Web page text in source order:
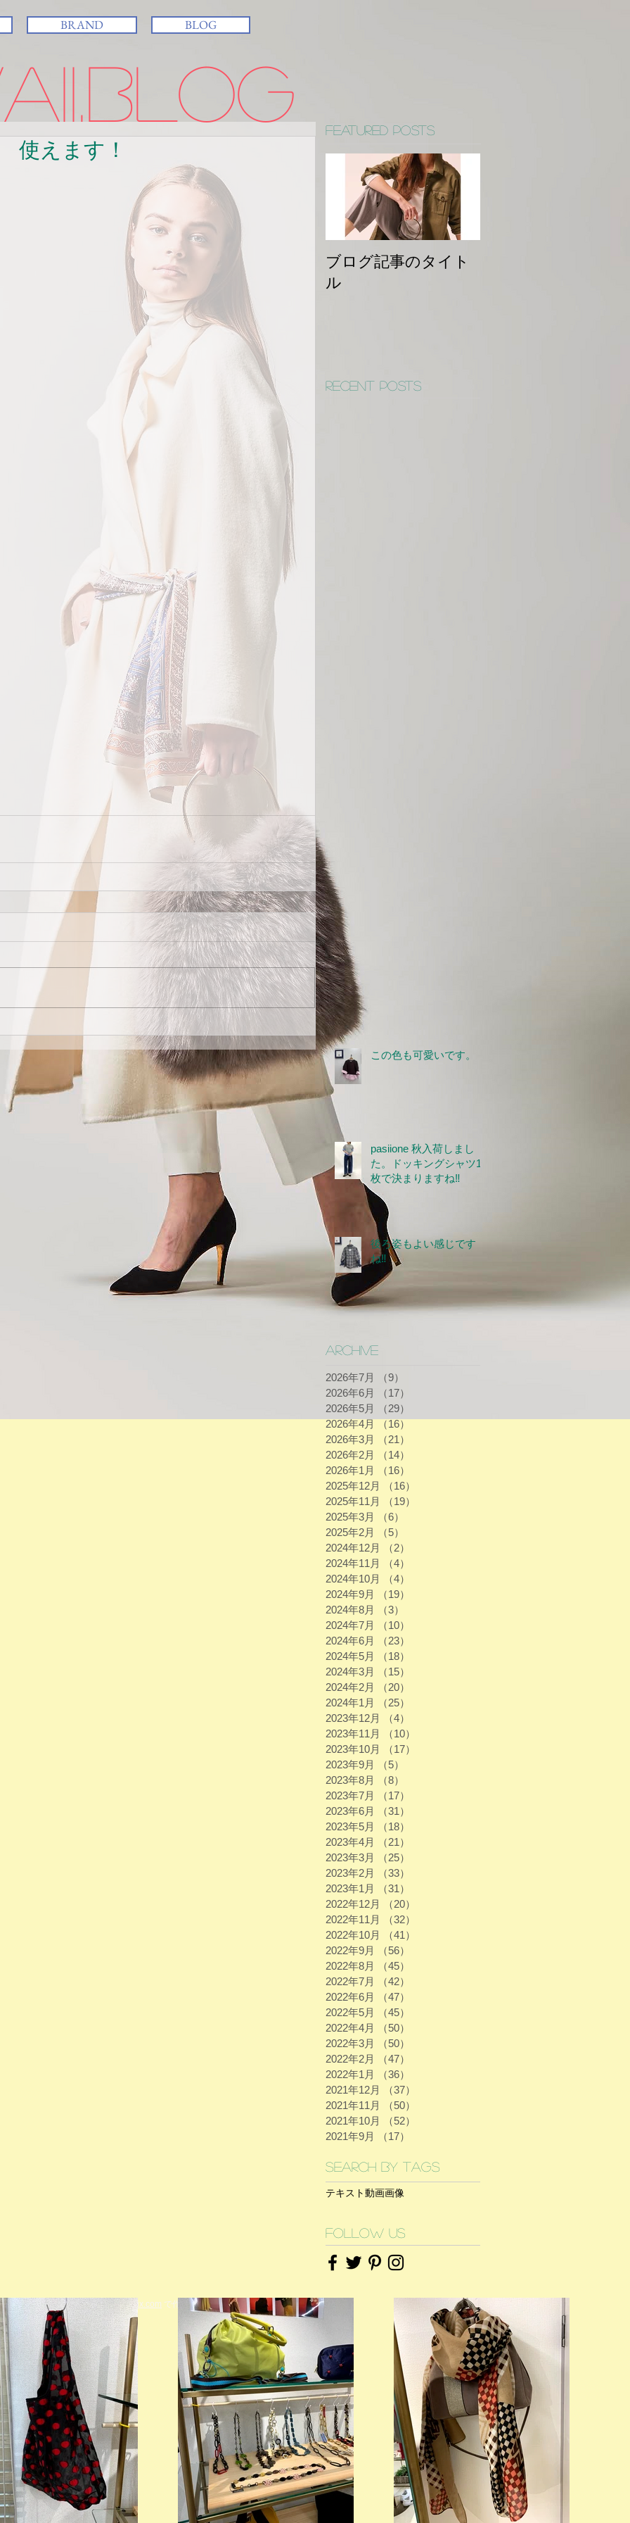
BRAND BLOG
えます！
Featured Posts
ブログ記事のタイト
ル
Recent Posts
この色も可愛いです。
pasiione 秋入荷しまし
た。ドッキングシャツ1
枚で決まりますね‼
後ろ姿もよい感じです
ね‼
Archive
2026年7月 （9）
2026年6月
（17）
2026年5月
（29）
2026年4月
（16）
2026年3月
（21）
2026年2月
（14）
2026年1月
（16）
2025年12月
（16）
2025年11月
（19）
2025年3月
（6）
2025年2月
（5）
2024年12月
（2）
2024年11月
（4）
2024年10月
（4）
2024年9月
（19）
2024年8月
（3）
2024年7月
（10）
2024年6月
（23）
2024年5月
（18）
2024年3月
（15）
2024年2月
（20）
2024年1月
（25）
2023年12月
（4）
2023年11月
（10）
2023年10月
（17）
2023年9月
（5）
2023年8月
（8）
2023年7月
（17）
2023年6月
（31）
2023年5月
（18）
2023年4月
（21）
2023年3月
（25）
2023年2月
（33）
2023年1月
（31）
2022年12月
（20）
2022年11月
（32）
2022年10月
（41）
2022年9月
（56）
2022年8月
（45）
2022年7月
（42）
2022年6月
（47）
2022年5月
（45）
2022年4月
（50）
2022年3月
（50）
2022年2月
（47）
2022年1月
（36）
2021年12月
（37）
2021年11月
（50）
2021年10月
（52）
2021年9月
（17）
Search By Tags
テキスト動画画像
Follow Us
© 2023 著作権表示の例 - Wix.com で作成されたホームページです